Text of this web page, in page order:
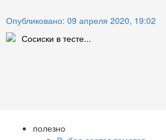
Опубликовано: 09 апреля 2020, 19:02
Сосиски в тесте...
полезно